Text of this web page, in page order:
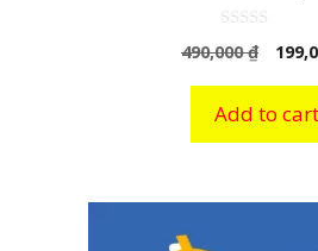
0
n
o
à
i
5
490,000₫
Giá
là:
Add to cart